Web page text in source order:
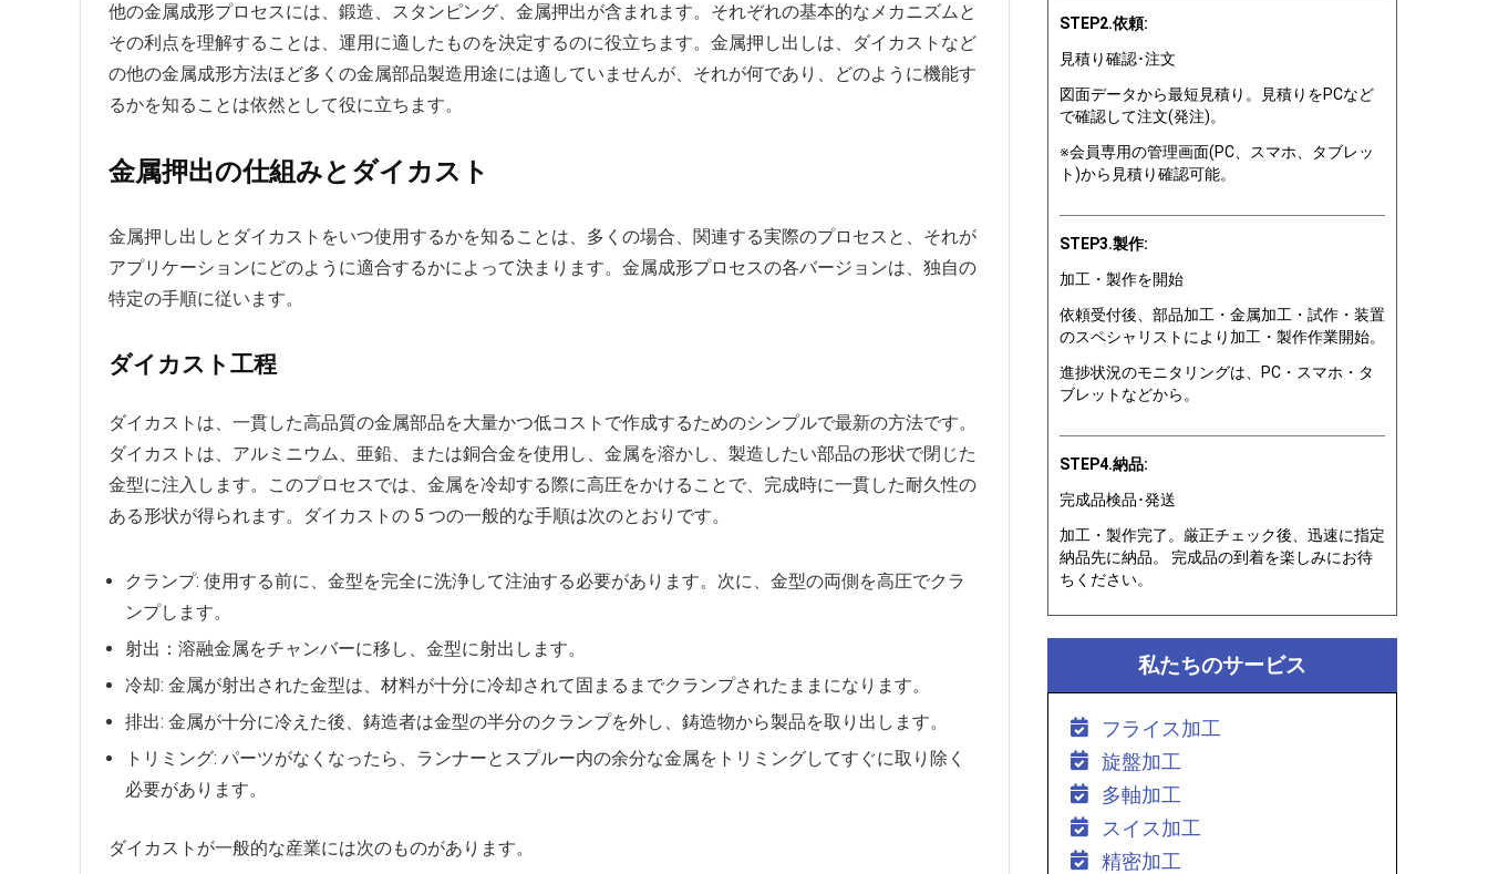
他の金属成形プロセスには、鍛造、スタンピング、金属押出が含まれます。それぞれの基本的なメカニズムと
その利点を理解することは、運用に適したものを決定するのに役立ちます。金属押し出しは、ダイカストなど
の他の金属成形方法ほど多くの金属部品製造用途には適していませんが、それが何であり、どのように機能す
るかを知ることは依然として役に立ちます。
金属押出の仕組みとダイカスト
金属押し出しとダイカストをいつ使用するかを知ることは、多くの場合、関連する実際のプロセスと、それが
アプリケーションにどのように適合するかによって決まります。金属成形プロセスの各バージョンは、独自の
特定の手順に従います。
ダイカスト工程
ダイカストは、一貫した高品質の金属部品を大量かつ低コストで作成するためのシンプルで最新の方法です。
ダイカストは、アルミニウム、亜鉛、または銅合金を使用し、金属を溶かし、製造したい部品の形状で閉じた
金型に注入します。このプロセスでは、金属を冷却する際に高圧をかけることで、完成時に一貫した耐久性の
ある形状が得られます。ダイカストの 5 つの一般的な手順は次のとおりです。
クランプ: 使用する前に、金型を完全に洗浄して注油する必要があります。次に、金型の両側を高圧でクラ
ンプします。
射出：溶融金属をチャンバーに移し、金型に射出します。
冷却: 金属が射出された金型は、材料が十分に冷却されて固まるまでクランプされたままになります。
排出: 金属が十分に冷えた後、鋳造者は金型の半分のクランプを外し、鋳造物から製品を取り出します。
トリミング: パーツがなくなったら、ランナーとスプルー内の余分な金属をトリミングしてすぐに取り除く
必要があります。
ダイカストが一般的な産業には次のものがあります。
STEP2.依頼:
見積り確認･注文
図面データから最短見積り。見積りをPCなど
で確認して注文(発注)。
※会員専用の管理画面(PC、スマホ、タブレッ
ト)から見積り確認可能。
STEP3.製作:
加工・製作を開始
依頼受付後、部品加工・金属加工・試作・装置
のスペシャリストにより加工・製作作業開始。
進捗状況のモニタリングは、PC・スマホ・タ
ブレットなどから。
STEP4.納品:
完成品検品･発送
加工・製作完了。厳正チェック後、迅速に指定
納品先に納品。 完成品の到着を楽しみにお待
ちください。
私たちのサービス
フライス加工
旋盤加工
多軸加工
スイス加工
精密加工